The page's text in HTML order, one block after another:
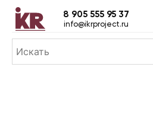
8 905 555 95 37
info@ikrproject.ru